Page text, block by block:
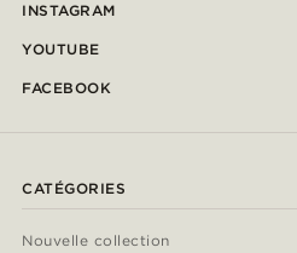
INSTAGRAM
YOUTUBE
FACEBOOK
CATÉGORIES
Nouvelle collection